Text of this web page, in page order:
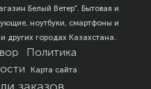
Белый Ветер". Бытовая и
ноутбуки, смартфоны и
других городах Казахстана.
Политика
Карта сайта